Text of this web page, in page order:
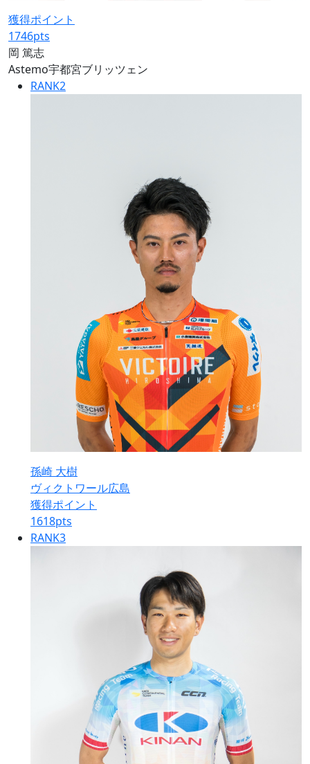
獲得ポイント
1746pts
岡 篤志
Astemo宇都宮ブリッツェン
RANK2
孫崎 大樹
ヴィクトワール広島
獲得ポイント
1618pts
RANK3